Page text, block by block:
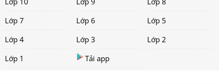
Lớp 7
Lớp 6
Lớp 5
Lớp 4
Lớp 3
Lớp 2
Lớp 1
Tải app